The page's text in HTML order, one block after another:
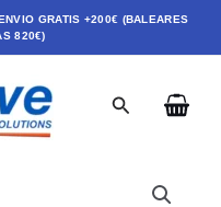
GRATIS +200€ (BALEARES
820€)
Buscar